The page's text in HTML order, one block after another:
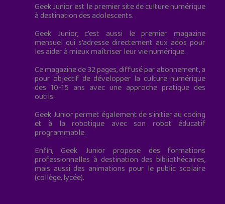
Geek Junior est le premier site de culture numérique
à destination des adolescents.
Geek Junior, c’est aussi le premier magazine
mensuel qui s’adresse directement aux ados pour
les aider à mieux maîtriser leur vie numérique.
Ce magazine de 32 pages, diffusé par abonnement, a
pour objectif de développer la culture numérique
des 10-15 ans avec une approche pratique des
outils.
Geek Junior permet également de s'initier au coding
et à la robotique avec son robot éducatif
programmable.
Enfin, Geek Junior propose des formations
professionnelles à destination des bibliothécaires,
mais aussi des animations pour le public scolaire
(collège, lycée).